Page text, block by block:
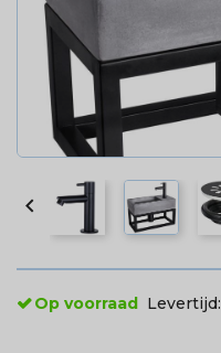

Op voorraad Levertijd: